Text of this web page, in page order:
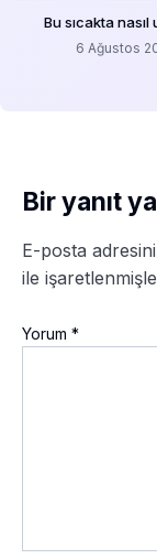
Bu sıcakta nasıl
6 Ağustos
Bir yanıt
E-posta
ile
Yorum *